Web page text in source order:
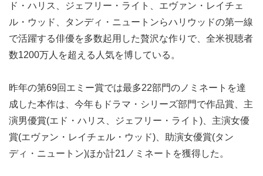
ド・ハリス、ジェフリー・ライト、エヴァン・レイチェ
ル・ウッド、タンディ・ニュートンらハリウッドの第一線
で活躍する俳優を多数起用した贅沢な作りで、全米視聴者
数1200万人を超える人気を博している。
昨年の第69回エミー賞では最多22部門のノミネートを達
成した本作は、今年もドラマ・シリーズ部門で作品賞、主
演男優賞(エド・ハリス、ジェフリー・ライト)、主演女優
賞(エヴァン・レイチェル・ウッド)、助演女優賞(タン
ディ・ニュートン)ほか計21ノミネートを獲得した。